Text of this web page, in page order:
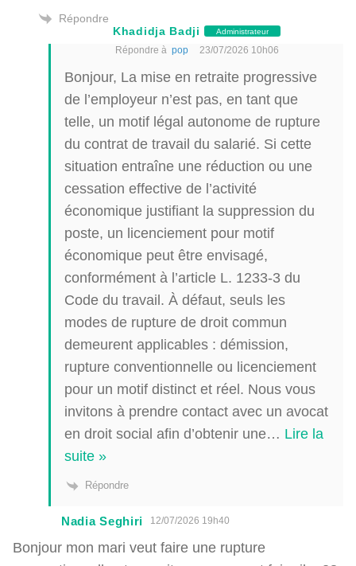
Répondre
Khadidja Badji
Administrateur
Répondre à pop 23/07/2026 10h06
Bonjour, La mise en retraite progressive
de l’employeur n’est pas, en tant que
telle, un motif légal autonome de rupture
du contrat de travail du salarié. Si cette
situation entraîne une réduction ou une
cessation effective de l’activité
économique justifiant la suppression du
poste, un licenciement pour motif
économique peut être envisagé,
conformément à l’article L. 1233-3 du
Code du travail. À défaut, seuls les
modes de rupture de droit commun
demeurent applicables : démission,
rupture conventionnelle ou licenciement
pour un motif distinct et réel. Nous vous
invitons à prendre contact avec un avocat
en droit social afin d’obtenir une… Lire la
suite »
Répondre
Nadia Seghiri 12/07/2026 19h40
Bonjour mon mari veut faire une rupture